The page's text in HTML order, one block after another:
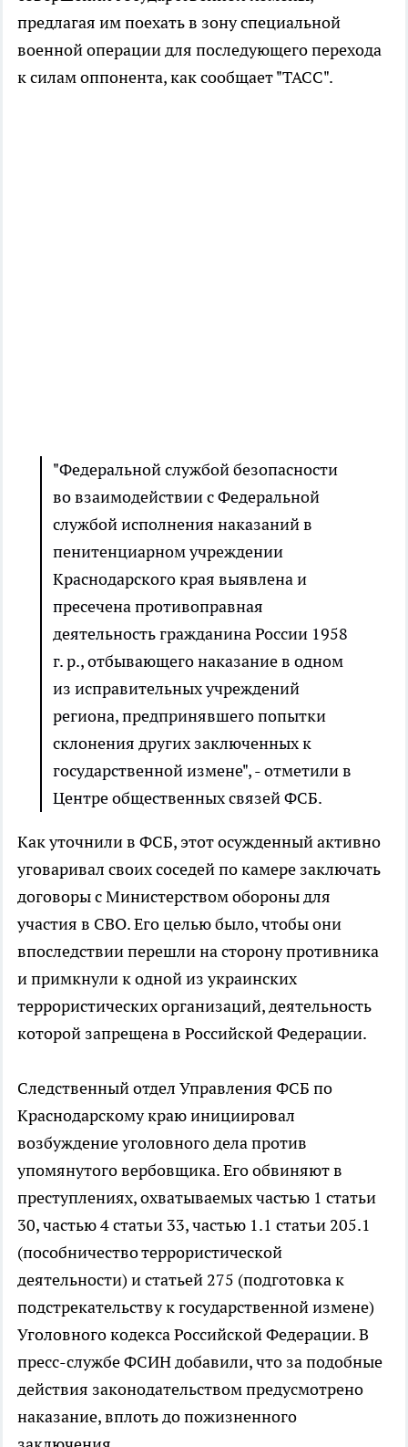
предлагая им поехать в зону специальной
военной операции для последующего перехода
к силам оппонента, как сообщает "ТАСС".
"Федеральной службой безопасности
во взаимодействии с Федеральной
службой исполнения наказаний в
пенитенциарном учреждении
Краснодарского края выявлена и
пресечена противоправная
деятельность гражданина России 1958
г. р., отбывающего наказание в одном
из исправительных учреждений
региона, предпринявшего попытки
склонения других заключенных к
государственной измене", - отметили в
Центре общественных связей ФСБ.
Как уточнили в ФСБ, этот осужденный активно
уговаривал своих соседей по камере заключать
договоры с Министерством обороны для
участия в СВО. Его целью было, чтобы они
впоследствии перешли на сторону противника
и примкнули к одной из украинских
террористических организаций, деятельность
которой запрещена в Российской Федерации.
Следственный отдел Управления ФСБ по
Краснодарскому краю инициировал
возбуждение уголовного дела против
упомянутого вербовщика. Его обвиняют в
преступлениях, охватываемых частью 1 статьи
30, частью 4 статьи 33, частью 1.1 статьи 205.1
(пособничество террористической
деятельности) и статьей 275 (подготовка к
подстрекательству к государственной измене)
Уголовного кодекса Российской Федерации. В
пресс-службе ФСИН добавили, что за подобные
действия законодательством предусмотрено
наказание, вплоть до пожизненного